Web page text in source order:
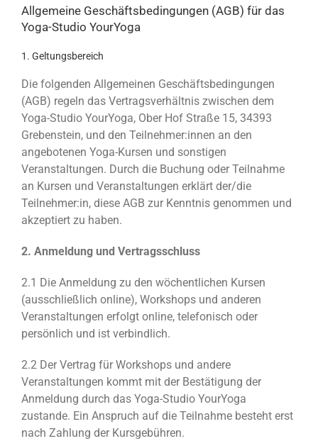
Allgemeine Geschäftsbedingungen (AGB) für das
Yoga-Studio YourYoga
1. Geltungsbereich
Die folgenden Allgemeinen Geschäftsbedingungen
(AGB) regeln das Vertragsverhältnis zwischen dem
Yoga-Studio YourYoga, Ober Hof Straße 15, 34393
Grebenstein, und den Teilnehmer:innen an den
angebotenen Yoga-Kursen und sonstigen
Veranstaltungen. Durch die Buchung oder Teilnahme
an Kursen und Veranstaltungen erklärt der/die
Teilnehmer:in, diese AGB zur Kenntnis genommen und
akzeptiert zu haben.
2. Anmeldung und Vertragsschluss
2.1 Die Anmeldung zu den wöchentlichen Kursen
(ausschließlich online), Workshops und anderen
Veranstaltungen erfolgt online, telefonisch oder
persönlich und ist verbindlich.
2.2 Der Vertrag für Workshops und andere
Veranstaltungen kommt mit der Bestätigung der
Anmeldung durch das Yoga-Studio YourYoga
zustande. Ein Anspruch auf die Teilnahme besteht erst
nach Zahlung der Kursgebühren.